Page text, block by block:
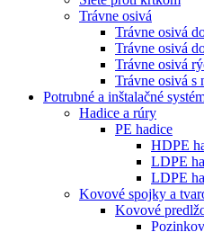
Trávne osivá
Trávne osivá
Trávne osivá
Trávne osivá
Trávne osivá s
Potrubné a inštalačné
Hadice a rúry
PE hadice
HDPE
LDPE
LDPE
Kovové spojky a
Kovové